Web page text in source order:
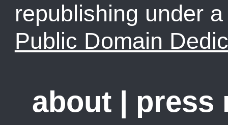
republishing under
Public Domain
about | press